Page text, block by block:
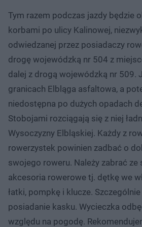
Tym razem podczas jazdy będzie
korbami po ulicy Kalinowej,
odwiedzanej przez posiadaczy
drogę wojewódzką nr 504 z
dalej z drogą wojewódzką nr 509.
granicach Elbląga asfaltowa, a
niedostępna po dużych opadach
Stobojami rozciągają się z niej
Wysoczyzny Elbląskiej. Każdy z
rowerzystek powinien zadbać o
swojego roweru. Należy zabrać
akcesoria rowerowe tj. dętkę we
łatki, pompkę i klucze.
posiadanie kasku. Wycieczka
względu na pogodę.